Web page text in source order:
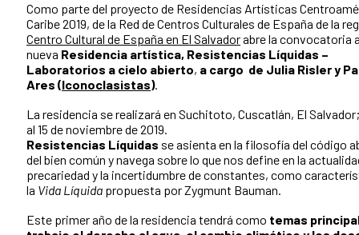
Como parte del proyecto de Residencias Artísticas
Caribe 2019, de la Red de Centros Culturales de España de la
Centro Cultural de España en El Salvadorabre la convocatoria
nueva Residencia artística, Resistencias Líquidas –
Laboratorios a cielo abierto, a cargo de Julia Risler y
Ares (Iconoclasistas).
La residencia se realizará en Suchitoto, Cuscatlán, El
al 15 de noviembre de 2019.
Resistencias Líquidas se asienta en la filosofía del código
del bien común y navega sobre lo que nos define en la
precariedad y la incertidumbre de constantes, como
la Vida Líquida propuesta por Zygmunt Bauman.
Este primer año de la residencia tendrá como temas